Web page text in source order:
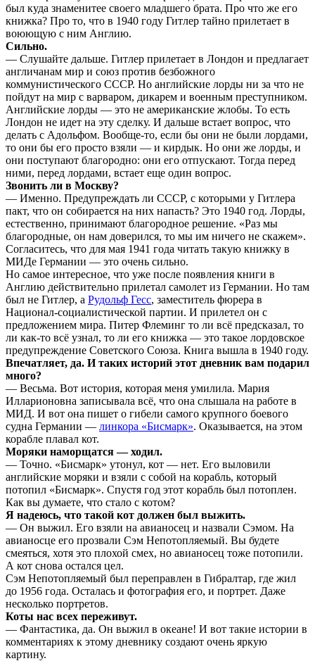
был куда знаменитее своего младшего брата. Про что же его
книжка? Про то, что в 1940 году Гитлер тайно прилетает в
воюющую с ним Англию.
Сильно.
— Слушайте дальше. Гитлер прилетает в Лондон и предлагает
англичанам мир и союз против безбожного
коммунистического СССР. Но английские лорды ни за что не
пойдут на мир с варваром, дикарем и военным преступником.
Английские лорды — это не американские жлобы. То есть
Лондон не идет на эту сделку. И дальше встает вопрос, что
делать с Адольфом. Вообще-то, если бы они не были лордами,
то они бы его просто взяли — и кирдык. Но они же лорды, и
они поступают благородно: они его отпускают. Тогда перед
ними, перед лордами, встает еще один вопрос.
Звонить ли в Москву?
— Именно. Предупреждать ли СССР, с которыми у Гитлера
пакт, что он собирается на них напасть? Это 1940 год. Лорды,
естественно, принимают благородное решение. «Раз мы
благородные, он нам доверился, то мы им ничего не скажем».
Согласитесь, что для мая 1941 года читать такую книжку в
МИДе Германии — это очень сильно.
Но самое интересное, что уже после появления книги в
Англию действительно прилетал самолет из Германии. Но там
был не Гитлер, а Рудольф Гесс, заместитель фюрера в
Национал-социалистической партии. И прилетел он с
предложением мира. Питер Флеминг то ли всё предсказал, то
ли как-то всё узнал, то ли его книжка — это такое лордовское
предупреждение Советского Союза. Книга вышла в 1940 году.
Впечатляет, да. И таких историй этот дневник вам подарил
много?
— Весьма. Вот история, которая меня умилила. Мария
Илларионовна записывала всё, что она слышала на работе в
МИД. И вот она пишет о гибели самого крупного боевого
судна Германии — линкора «Бисмарк». Оказывается, на этом
корабле плавал кот.
Моряки наморщатся — ходил.
— Точно. «Бисмарк» утонул, кот — нет. Его выловили
английские моряки и взяли с собой на корабль, который
потопил «Бисмарк». Спустя год этот корабль был потоплен.
Как вы думаете, что стало с котом?
Я надеюсь, что такой кот должен был выжить.
— Он выжил. Его взяли на авианосец и назвали Сэмом. На
авианосце его прозвали Сэм Непотопляемый. Вы будете
смеяться, хотя это плохой смех, но авианосец тоже потопили.
А кот снова остался цел.
Сэм Непотопляемый был переправлен в Гибралтар, где жил
до 1956 года. Осталась и фотография его, и портрет. Даже
несколько портретов.
Коты нас всех переживут.
— Фантастика, да. Он выжил в океане! И вот такие истории в
комментариях к этому дневнику создают очень яркую
картину.